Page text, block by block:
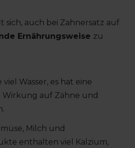
sich, auch bei Zahnersatz auf
Ernährungsweise zu
viel Wasser, es hat eine
Wirkung auf Zähne und
Milch und
enthalten viel Kalzium,